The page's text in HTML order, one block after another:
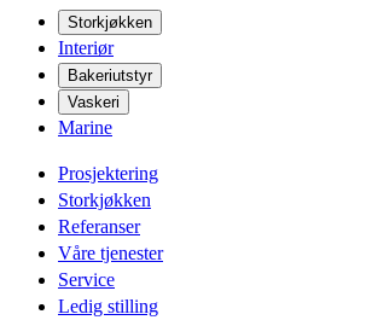
Storkjøkken
Interiør
Bakeriutstyr
Vaskeri
Marine
Prosjektering
Storkjøkken
Referanser
Våre tjenester
Service
Ledig stilling